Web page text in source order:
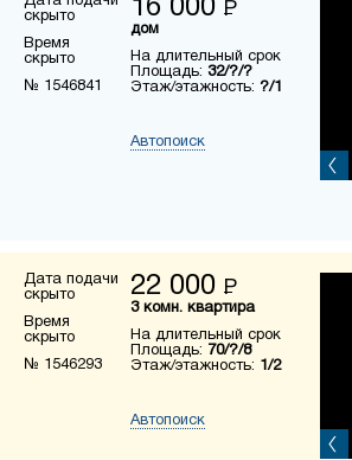
скрыто
Время
скрыто
№ 1546841
16 000 Р
дом
На длительный срок
Площадь: 32/?/?
Этаж/этажность: ?/1
Автопоиск
Дата подачи
скрыто
Время
скрыто
№ 1546293
22 000 Р
3 комн. квартира
На длительный срок
Площадь: 70/?/8
Этаж/этажность: 1/2
Автопоиск